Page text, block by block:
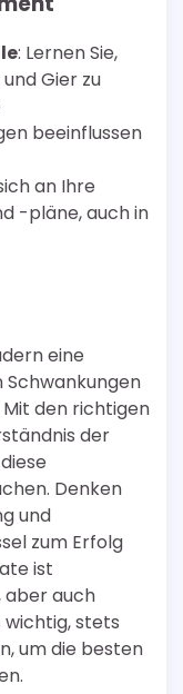
: Lernen Sie,
Gier zu
beeinflussen
an Ihre
-pläne, auch in
eine
den richtigen
der
Denken
und
zum Erfolg
ist
aber auch
wichtig, stets
um die besten